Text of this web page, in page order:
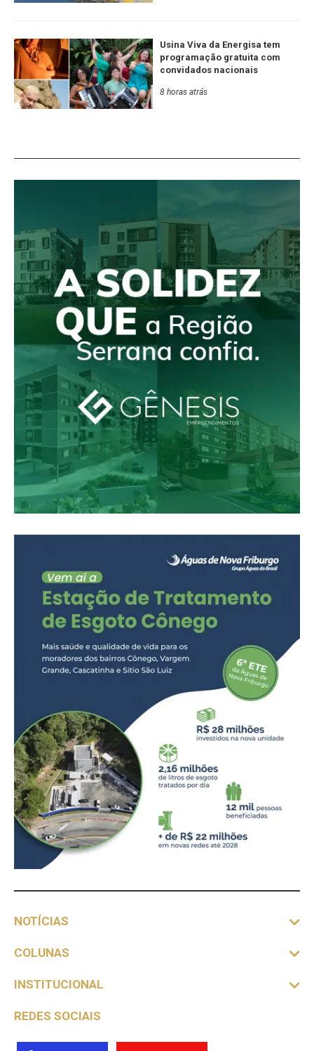
Usina Viva da Energisa tem
programação gratuita com
convidados nacionais
8 horas atrás
NOTÍCIAS
COLUNAS
INSTITUCIONAL
REDES SOCIAIS